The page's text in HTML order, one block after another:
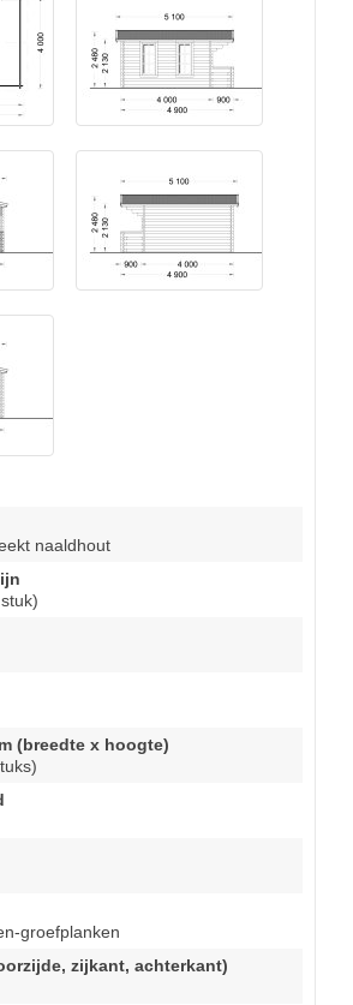
naaldhout
(breedte x hoogte)
groefplanken
zijkant, achterkant)